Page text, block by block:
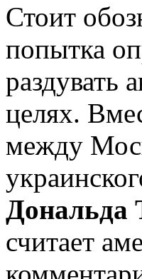
Стоит
попытка
раздувать
целях.
между
Дональда
считает